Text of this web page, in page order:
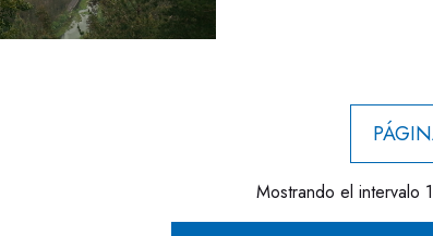
Mostrando el intervalo